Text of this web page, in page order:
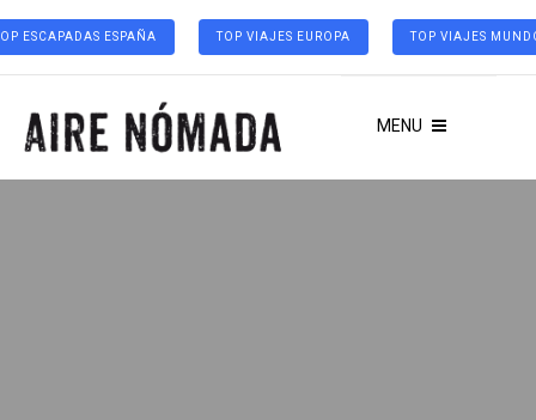
ESCAPADAS ESPAÑA TOP VIAJES EUROPA TOP VIAJES
MENU